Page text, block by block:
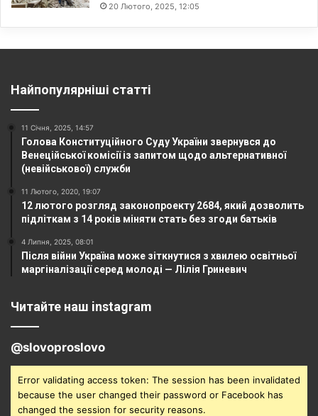
20 Лютого, 2025, 12:05
Найпопулярніші статті
11 Січня, 2025, 14:57
Голова Конституційного Суду України звернувся до
Венеційської комісії із запитом щодо альтернативної
(невійськової) служби
11 Лютого, 2020, 19:07
12 лютого розгляд законопроекту 2684, який дозволить
підліткам з 14 років міняти стать без згоди батьків
4 Липня, 2025, 08:01
Після війни Україна може зіткнутися з хвилею освітньої
маргіналізації серед молоді — Лілія Гриневич
Читайте наш instagram
@slovoproslovo
Error validating access token: The session has been invalidated
because the user changed their password or Facebook has
changed the session for security reasons.